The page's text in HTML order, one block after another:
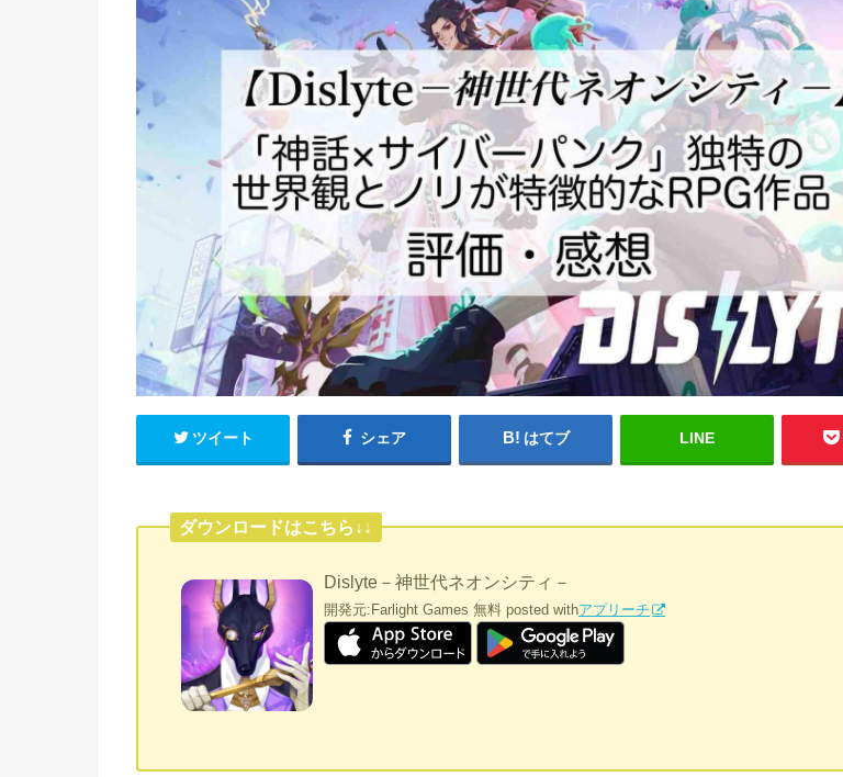
ツイート シェア はてブ LINE
ダウンロードはこちら↓↓
Dislyte－神世代ネオンシティ－
開発元: Farlight Games 無料 posted withアプリーチ